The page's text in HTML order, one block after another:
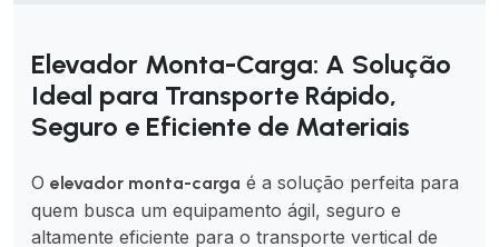
Elevador Monta-Carga: A Solução
Ideal para Transporte Rápido,
Seguro e Eficiente de Materiais
O elevador monta-carga é a solução perfeita para
quem busca um equipamento ágil, seguro e
altamente eficiente para o transporte vertical de